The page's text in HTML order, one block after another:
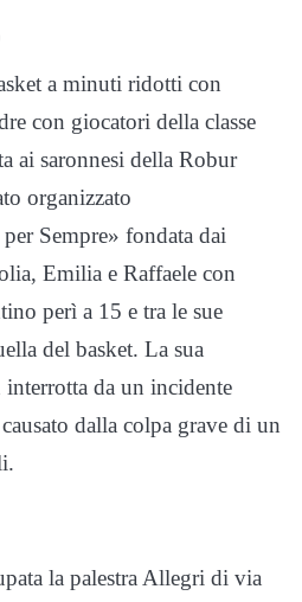
a minuti ridotti con
con giocatori della classe
ai saronnesi della Robur
organizzato
Sempre» fondata dai
Emilia e Raffaele con
perì a 15 e tra le sue
del basket. La sua
da un incidente
dalla colpa grave di un
la palestra Allegri di via